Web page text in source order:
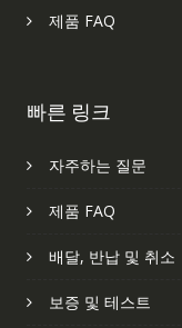
제품 FAQ
빠른 링크
자주하는 질문
제품 FAQ
배달, 반납 및 취소
보증 및 테스트